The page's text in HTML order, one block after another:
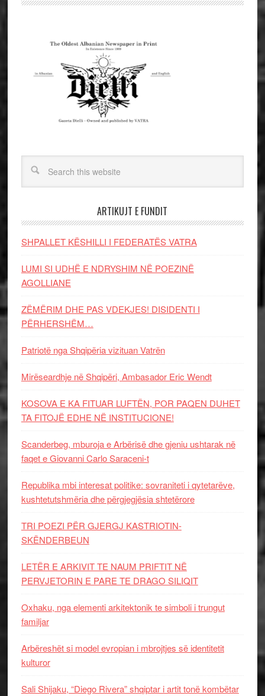
ARTIKUJT E FUNDIT
SHPALLET KËSHILLI I FEDERATËS VATRA
LUMI SI UDHË E NDRYSHIM NË POEZINË
AGOLLIANE
ZËMËRIM DHE PAS VDEKJES! DISIDENTI I
PËRHERSHËM…
Patriotë nga Shqipëria vizituan Vatrën
Mirëseardhje në Shqipëri, Ambasador Eric Wendt
KOSOVA E KA FITUAR LUFTËN, POR PAQEN DUHET
TA FITOJË EDHE NË INSTITUCIONE!
Scanderbeg, mburoja e Arbërisë dhe gjeniu ushtarak në
faqet e Giovanni Carlo Saraceni-t
Republika mbi interesat politike: sovraniteti i qytetarëve,
kushtetutshmëria dhe përgjegjësia shtetërore
TRI POEZI PËR GJERGJ KASTRIOTIN-
SKËNDERBEUN
LETËR E ARKIVIT TE NAUM PRIFTIT NË
PERVJETORIN E PARE TE DRAGO SILIQIT
Oxhaku, nga elementi arkitektonik te simboli i trungut
familjar
Arbëreshët si model evropian i mbrojtjes së identitetit
kulturor
Sali Shijaku, “Diego Rivera” shqiptar i artit tonë kombëtar